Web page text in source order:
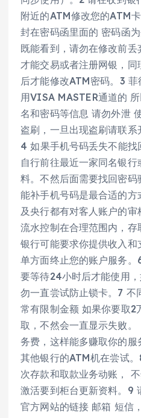
附近的ATM修改您的ATM
封在密码函里面的 密码函
既能看到，请勿在修改前
才能交易或者注册网银，
后才能修改ATM密码。3
用VISA MASTER通道的
名和密码等信息 请勿外泄
盗刷，一旦出现盗刷请联系
4 如果手机号码丢失不能
自行前往最近一家同名银
料。不然后面需要找回密码
能补手机号码是最合适的
及央行都有对客人账户的
流水控制在合理范围内，
银行可能要求你提供收入
单方面终止您的账户服务
要等待24小时后才能使用
勿一直尝试防止锁卡。7
常有限制金额 如果你要取2
取，不然会一直显示失败。
务费，这样能多赚取你的
其他银行的ATM机在尝试
次存款和取款业务动账，
激活要到柜台更新资料。9
官方网站的链接 邮箱 短信